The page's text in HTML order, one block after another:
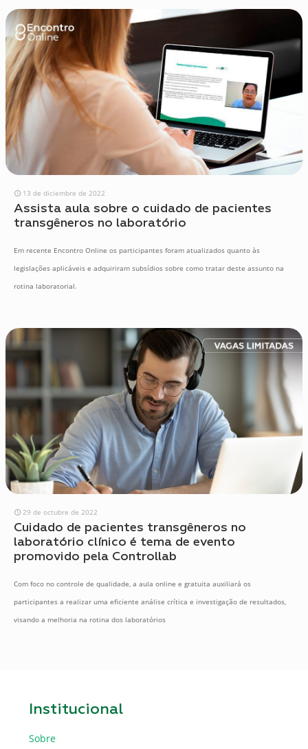
13 de diciembre de 2022
Assista aula sobre o cuidado de pacientes
transgêneros no laboratório
Em recente Encontro Online os participantes foram atualizados quanto às
legislações aplicáveis e adquiriram subsídios sobre como tratar deste assunto na
rotina laboratorial.
29 de octubre de 2022
Cuidado de pacientes transgêneros no
laboratório clínico é tema de evento
promovido pela Controllab
Com foco no controle de qualidade, a aula online e gratuita auxiliará os
participantes a realizar uma eficiente análise crítica e investigação de resultados,
visando a melhoria na rotina dos laboratórios
Institucional
Sobre